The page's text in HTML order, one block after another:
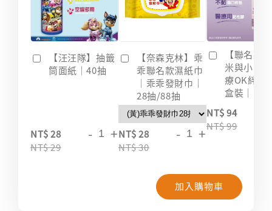
【汪汪隊】抽籤
筒面紙｜40抽
NT$ 28
NT$ 29
- +
【奈森克林】乖
乖聯名款濕紙巾
｜乖乖發財巾｜
28抽/88抽
NT$ 28
NT$ 30
- +
【聯名款
米與小惡
療OK絆｜
盒裝｜台
NT$ 94
NT$ 99
加入購物車